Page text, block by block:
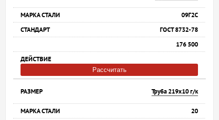
09Г2С
ГОСТ 8732-78
176 500
Рассчитать
Труба 219х10 г/к
20